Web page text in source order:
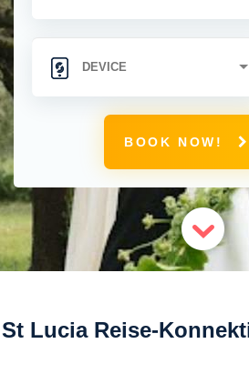
BOOK NOW!
St Lucia Reise-